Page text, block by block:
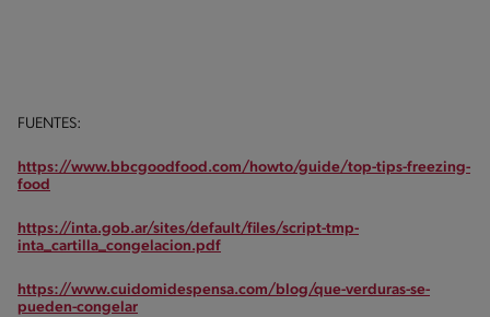
FUENTES:
https://www.bbcgoodfood.com/howto/guide/top-tips-freezing-
food
https://inta.gob.ar/sites/default/files/script-tmp-
inta_cartilla_congelacion.pdf
https://www.cuidomidespensa.com/blog/que-verduras-se-
pueden-congelar